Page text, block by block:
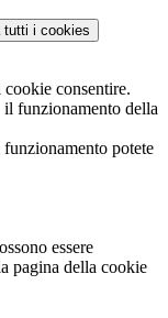
tutti i cookies
cookie consentire.
il funzionamento della
potete
essere
pagina della cookie